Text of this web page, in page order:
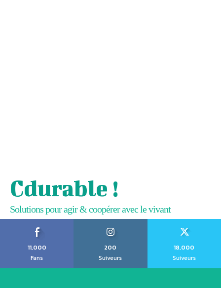
Cdurable !
Solutions pour agir & coopérer avec le vivant
11,000
Fans
200
Suiveurs
18,000
Suiveurs